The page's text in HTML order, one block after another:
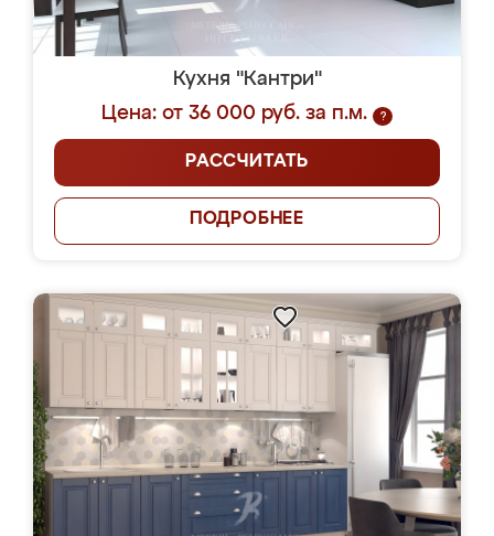
Кухня "Кантри"
Цена: от 36 000 руб. за п.м.
?
РАССЧИТАТЬ
ПОДРОБНЕЕ